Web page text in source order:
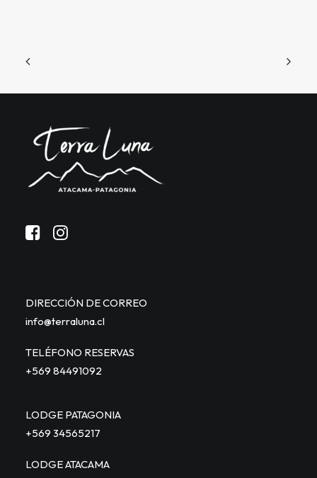
DIRECCIÓN DE CORREO
info@terraluna.cl
TELÉFONO RESERVAS
+569 84491092
LODGE PATAGONIA
+569 34565217
LODGE ATACAMA